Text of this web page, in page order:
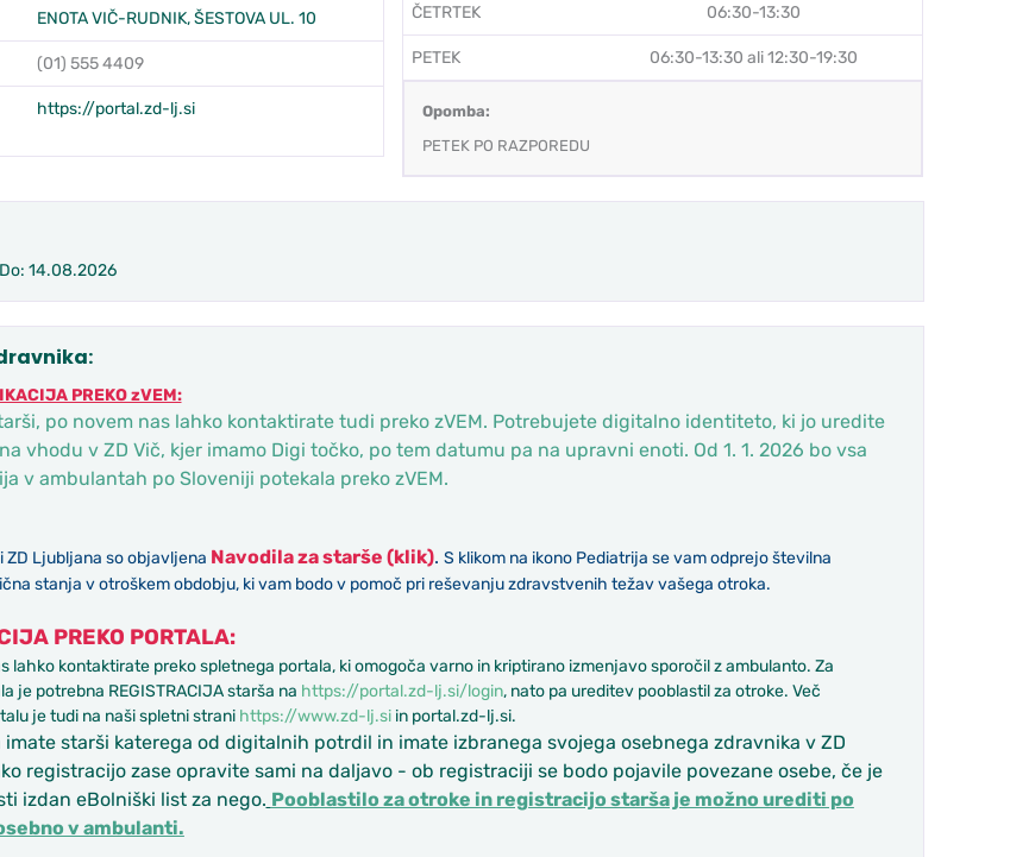
ENOTA VIČ-RUDNIK, ŠESTOVA UL. 10
(01) 555 4409
https://portal.zd-lj.si
ČETRTEK 06:30-13:30
PETEK 06:30-13:30 ali 12:30-19:30
Opomba:
PETEK PO RAZPOREDU
14.08.2026
PREKO zVEM:
po novem nas lahko kontaktirate tudi preko zVEM. Potrebujete digitalno identiteto, ki jo uredite
vhodu v ZD Vič, kjer imamo Digi točko, po tem datumu pa na upravni enoti. Od 1. 1. 2026 bo vsa
v ambulantah po Sloveniji potekala preko zVEM.
ZD Ljubljana so objavljena Navodila za starše (klik). S klikom na ikono Pediatrija se vam odprejo številna
stanja v otroškem obdobju, ki vam bodo v pomoč pri reševanju zdravstvenih težav vašega otroka.
PREKO PORTALA:
lahko kontaktirate preko spletnega portala, ki omogoča varno in kriptirano izmenjavo sporočil z ambulanto. Za
je potrebna REGISTRACIJA starša na https://portal.zd-lj.si/login, nato pa ureditev pooblastil za otroke. Več
je tudi na naši spletni strani https://www.zd-lj.siin portal.zd-lj.si.
imate starši katerega od digitalnih potrdil in imate izbranega svojega osebnega zdravnika v ZD
registracijo zase opravite sami na daljavo - ob registraciji se bodo pojavile povezane osebe, če je
izdan eBolniški list za nego. Pooblastilo za otroke in registracijo starša je možno urediti po
v ambulanti.